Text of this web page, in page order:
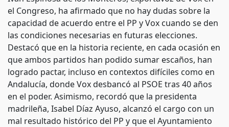
el Congreso, ha afirmado que no hay dudas sobre la
capacidad de acuerdo entre el PP y Vox cuando se den
las condiciones necesarias en futuras elecciones.
Destacó que en la historia reciente, en cada ocasión en
que ambos partidos han podido sumar escaños, han
logrado pactar, incluso en contextos difíciles como en
Andalucía, donde Vox desbancó al PSOE tras 40 años
en el poder. Asimismo, recordó que la presidenta
madrileña, Isabel Díaz Ayuso, alcanzó el cargo con un
mal resultado histórico del PP y que el Ayuntamiento